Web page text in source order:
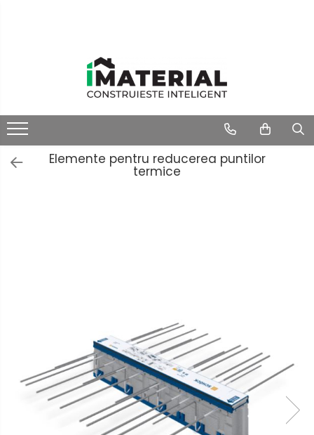
Elemente pentru reducerea puntilor
termice